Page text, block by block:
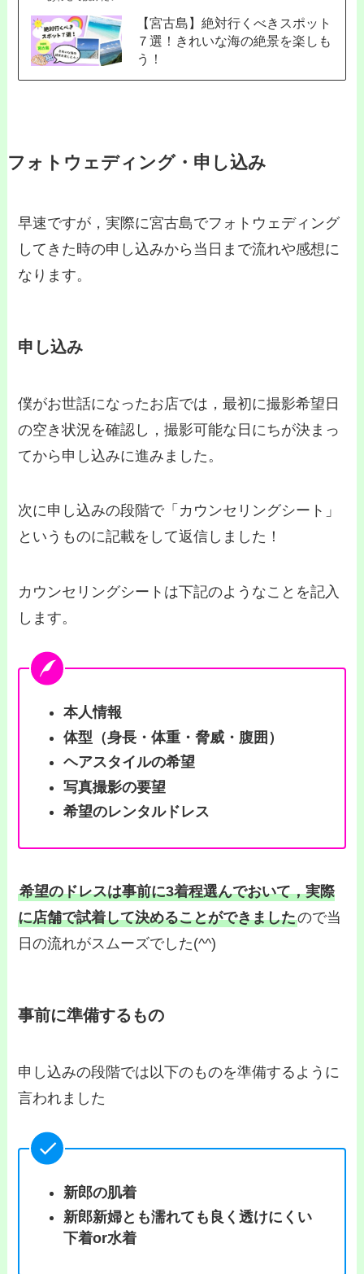
【宮古島】絶対行くべきスポット
７選！きれいな海の絶景を楽しも
う！
フォトウェディング・申し込み
早速ですが，実際に宮古島でフォトウェディング
してきた時の申し込みから当日まで流れや感想に
なります。
申し込み
僕がお世話になったお店では，最初に撮影希望日
の空き状況を確認し，撮影可能な日にちが決まっ
てから申し込みに進みました。
次に申し込みの段階で「カウンセリングシート」
というものに記載をして返信しました！
カウンセリングシートは下記のようなことを記入
します。
本人情報
体型（身長・体重・脅威・腹囲）
ヘアスタイルの希望
写真撮影の要望
希望のレンタルドレス
希望のドレスは事前に3着程選んでおいて，実際
に店舗で試着して決めることができましたので当
日の流れがスムーズでした(^^)
事前に準備するもの
申し込みの段階では以下のものを準備するように
言われました
新郎の肌着
新郎新婦とも濡れても良く透けにくい
下着or水着